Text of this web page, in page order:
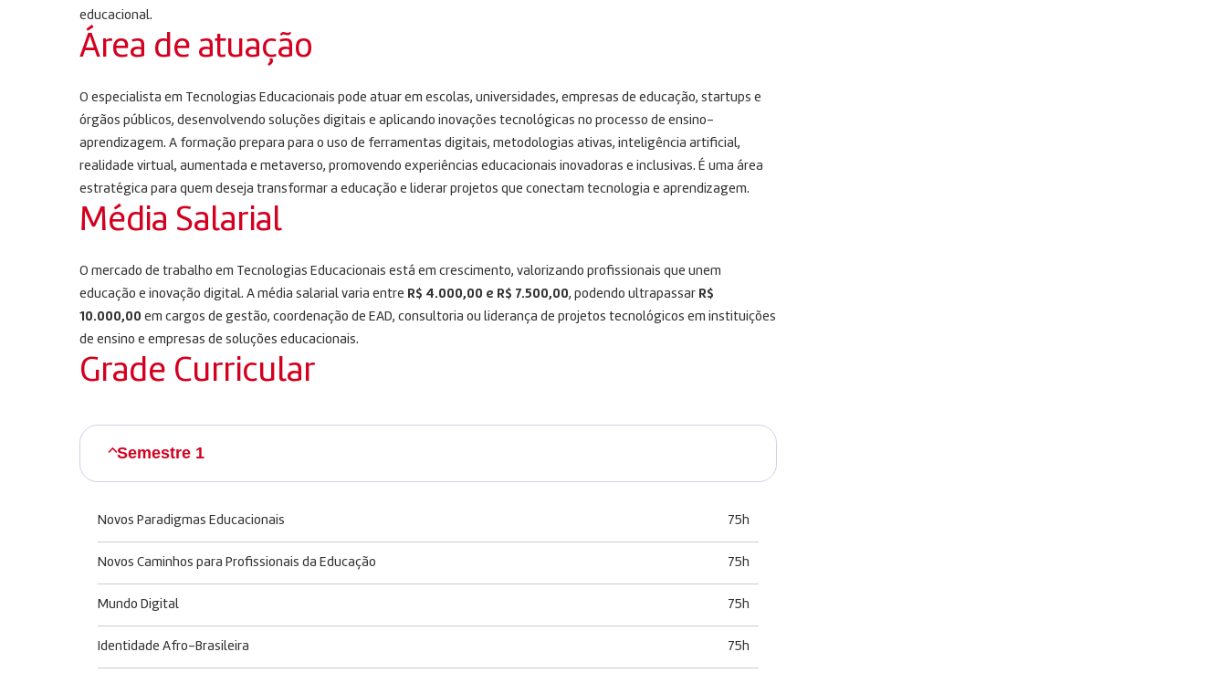
educacional.
Área de atuação
O especialista em Tecnologias Educacionais pode atuar em escolas, universidades, empresas de educação, startups e
órgãos públicos, desenvolvendo soluções digitais e aplicando inovações tecnológicas no processo de ensino-
aprendizagem. A formação prepara para o uso de ferramentas digitais, metodologias ativas, inteligência artificial,
realidade virtual, aumentada e metaverso, promovendo experiências educacionais inovadoras e inclusivas. É uma área
estratégica para quem deseja transformar a educação e liderar projetos que conectam tecnologia e aprendizagem.
Média Salarial
O mercado de trabalho em Tecnologias Educacionais está em crescimento, valorizando profissionais que unem
educação e inovação digital. A média salarial varia entre R$ 4.000,00 e R$ 7.500,00, podendo ultrapassar R$
10.000,00 em cargos de gestão, coordenação de EAD, consultoria ou liderança de projetos tecnológicos em instituições
de ensino e empresas de soluções educacionais.
Grade Curricular
Semestre 1
Novos Paradigmas Educacionais 75h
Novos Caminhos para Profissionais da Educação 75h
Mundo Digital 75h
Identidade Afro-Brasileira 75h